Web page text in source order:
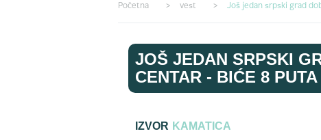
Početna > vest > Još jedan srpski grad
JOŠ JEDAN SRPSKI
CENTAR - BIĆE 8
IZVOR KAMATICA